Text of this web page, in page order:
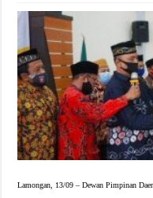
Lamongan, 13/09 – Dewan Pimpinan